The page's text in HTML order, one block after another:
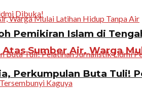
Sumber Air, Warga
Pemikiran Islam di
Perkumpulan Buta Tuli!